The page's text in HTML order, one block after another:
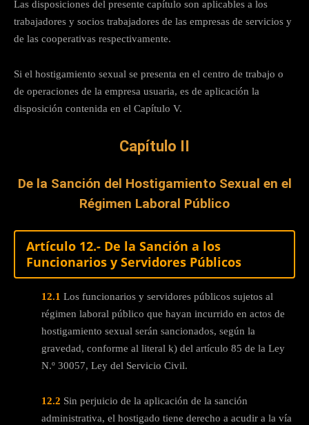
Las disposiciones del presente capítulo son aplicables a los
trabajadores y socios trabajadores de las empresas de servicios y
de las cooperativas respectivamente.
Si el hostigamiento sexual se presenta en el centro de trabajo o
de operaciones de la empresa usuaria, es de aplicación la
disposición contenida en el Capítulo V.
Capítulo II
De la Sanción del Hostigamiento Sexual en el
Régimen Laboral Público
Artículo 12.- De la Sanción a los
Funcionarios y Servidores Públicos
12.1 Los funcionarios y servidores públicos sujetos al
régimen laboral público que hayan incurrido en actos de
hostigamiento sexual serán sancionados, según la
gravedad, conforme al literal k) del artículo 85 de la Ley
N.º 30057, Ley del Servicio Civil.
12.2 Sin perjuicio de la aplicación de la sanción
administrativa, el hostigado tiene derecho a acudir a la vía